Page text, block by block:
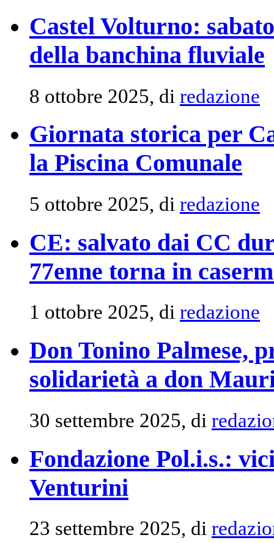
Castel Volturno:
della banchina fluviale
8 ottobre 2025, di redazione
Giornata storica per
la Piscina Comunale
5 ottobre 2025, di redazione
CE: salvato dai CC
77enne torna in
1 ottobre 2025, di redazione
Don Tonino Palmese,
solidarietà a don
30 settembre 2025, di
Fondazione Pol.i.s.:
Venturini
23 settembre 2025, di